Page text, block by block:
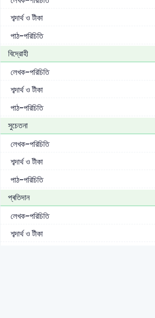
শব্দার্থ ও টীকা
পাঠ-পরিচিতি
বিদ্রোহী
লেখক-পরিচিতি
শব্দার্থ ও টীকা
পাঠ-পরিচিতি
সুচেতনা
লেখক-পরিচিতি
শব্দার্থ ও টীকা
পাঠ-পরিচিতি
প্ৰতিদান
লেখক-পরিচিতি
শব্দার্থ ও টীকা